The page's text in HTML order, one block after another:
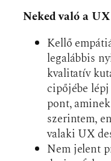
Neked való a
Kellő
legalábbis
kvalitatív
cipőjébe
pont,
szerintem,
valaki UX
Nem jelent